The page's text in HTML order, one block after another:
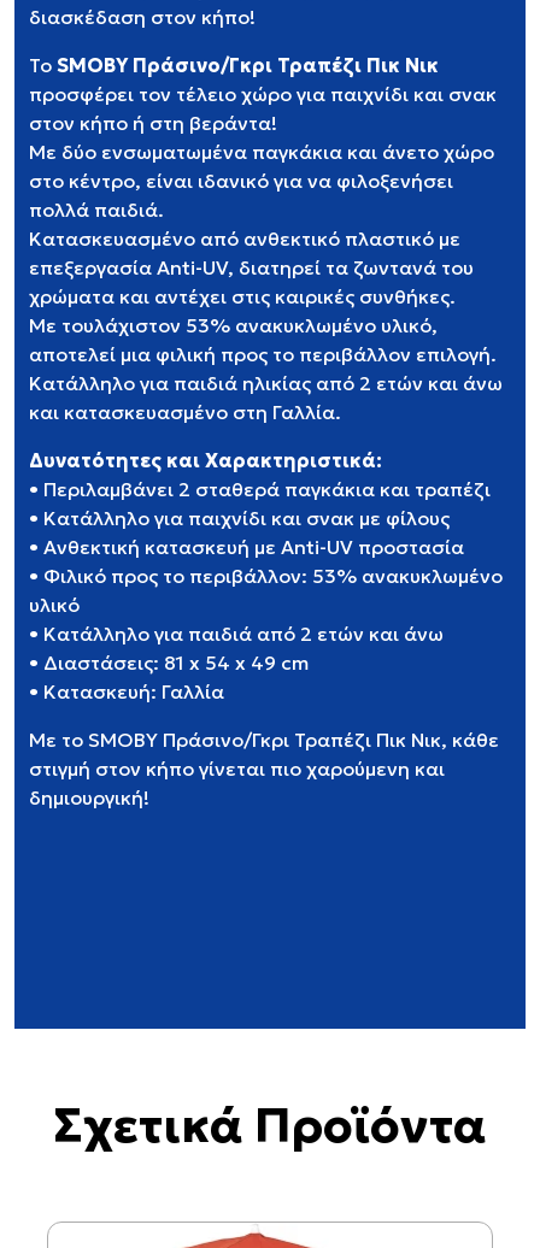
διασκέδαση στον κήπο!
Το SMOBY Πράσινο/Γκρι Τραπέζι Πικ Νικ
προσφέρει τον τέλειο χώρο για παιχνίδι και σνακ
στον κήπο ή στη βεράντα!
Με δύο ενσωματωμένα παγκάκια και άνετο χώρο
στο κέντρο, είναι ιδανικό για να φιλοξενήσει
πολλά παιδιά.
Κατασκευασμένο από ανθεκτικό πλαστικό με
επεξεργασία Anti-UV, διατηρεί τα ζωντανά του
χρώματα και αντέχει στις καιρικές συνθήκες.
Με τουλάχιστον 53% ανακυκλωμένο υλικό,
αποτελεί μια φιλική προς το περιβάλλον επιλογή.
Κατάλληλο για παιδιά ηλικίας από 2 ετών και άνω
και κατασκευασμένο στη Γαλλία.
Δυνατότητες και Χαρακτηριστικά:
• Περιλαμβάνει 2 σταθερά παγκάκια και τραπέζι
• Κατάλληλο για παιχνίδι και σνακ με φίλους
• Ανθεκτική κατασκευή με Anti-UV προστασία
• Φιλικό προς το περιβάλλον: 53% ανακυκλωμένο
υλικό
• Κατάλληλο για παιδιά από 2 ετών και άνω
• Διαστάσεις: 81 x 54 x 49 cm
• Κατασκευή: Γαλλία
Με το SMOBY Πράσινο/Γκρι Τραπέζι Πικ Νικ, κάθε
στιγμή στον κήπο γίνεται πιο χαρούμενη και
δημιουργική!
Σχετικά Προϊόντα